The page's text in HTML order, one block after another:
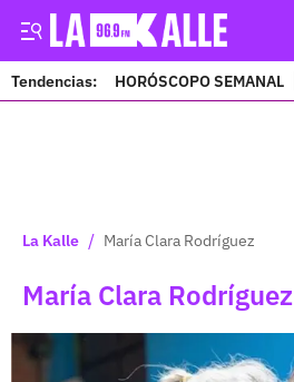
Tendencias: HORÓSCOPO SEMANAL
La Kalle / María Clara Rodríguez
María Clara Rodríguez